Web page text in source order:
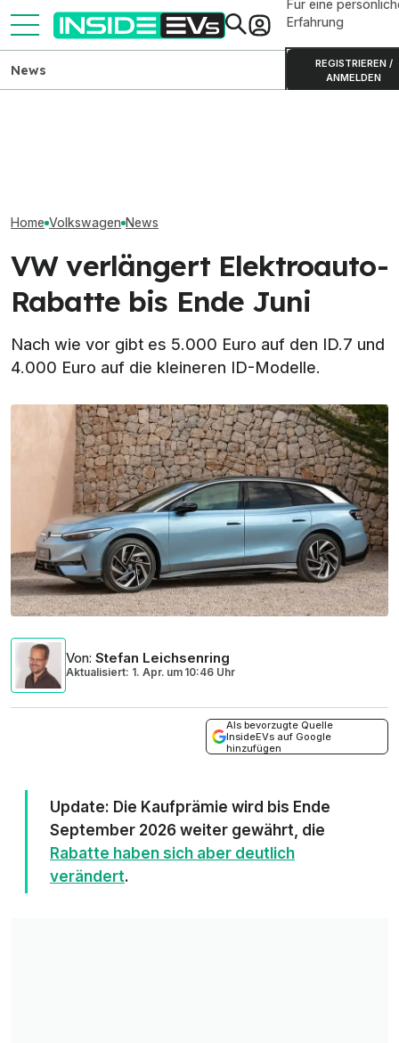
Für eine
Erfahrung
REGISTRIEREN /
ANMELDEN
News
Home Volkswagen News
VW verlängert Elektroauto-
Rabatte bis Ende Juni
Nach wie vor gibt es 5.000 Euro auf den ID.7 und
4.000 Euro auf die kleineren ID-Modelle.
Von: Stefan Leichsenring
Aktualisiert: 1. Apr. um 10:46 Uhr
Als bevorzugte Quelle
InsideEVs auf Google
hinzufügen
Update: Die Kaufprämie wird bis Ende
September 2026 weiter gewährt, die
Rabatte haben sich aber deutlich
verändert.